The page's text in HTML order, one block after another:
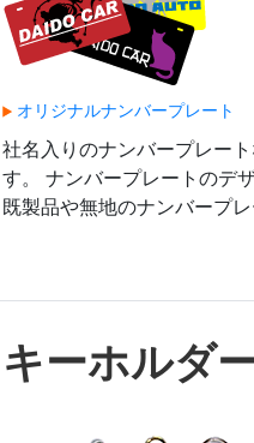
オリジナルナンバープレート
社名入りのナンバープレー
す。 ナンバープレートのデ
既製品や無地のナンバープ
キーホルダ